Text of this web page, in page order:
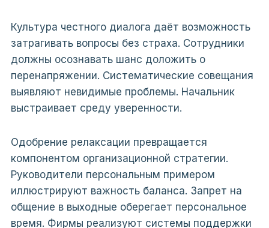
Культура честного диалога даёт возможность
затрагивать вопросы без страха. Сотрудники
должны осознавать шанс доложить о
перенапряжении. Систематические совещания
выявляют невидимые проблемы. Начальник
выстраивает среду уверенности.
Одобрение релаксации превращается
компонентом организационной стратегии.
Руководители персональным примером
иллюстрируют важность баланса. Запрет на
общение в выходные оберегает персональное
время. Фирмы реализуют системы поддержки